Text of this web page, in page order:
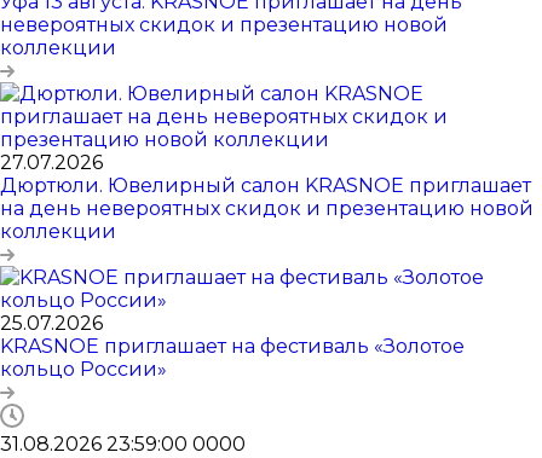
невероятных скидок и презентацию новой
коллекции
27.07.2026
Дюртюли. Ювелирный салон KRASNOE приглашает
на день невероятных скидок и презентацию новой
коллекции
25.07.2026
KRASNOE приглашает на фестиваль «Золотое
кольцо России»
31.08.2026 23:59:00 0000